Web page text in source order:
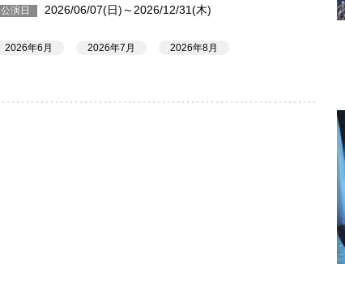
公演日 2026/06/07(日)～2026/12/31(木)
2026年6月 2026年7月 2026年8月